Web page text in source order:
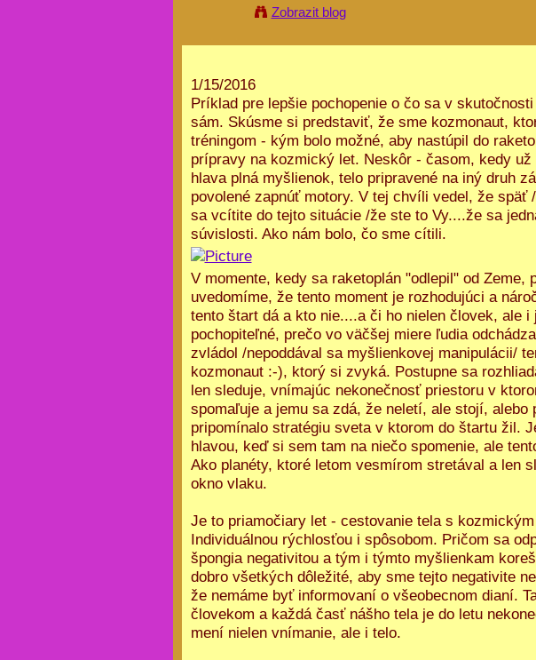
Zobrazit blog
1/15/2016
Príklad pre lepšie pochopenie o čo sa v
sám. Skúsme si predstaviť, že sme kozmonaut,
tréningom - kým bolo možné, aby nastúpil do
prípravy na kozmický let. Neskôr - časom, kedy
hlava plná myšlienok, telo pripravené na iný druh
povolené zapnúť motory. V tej chvíli vedel, že
sa vcítite do tejto situácie /že ste to Vy....že sa
súvislosti. Ako nám bolo, čo sme cítili.
V momente, kedy sa raketoplán "odlepil" od
uvedomíme, že tento moment je rozhodujúci a
tento štart dá a kto nie....a či ho nielen človek, ale
pochopiteľné, prečo vo väčšej miere ľudia
zvládol /nepoddával sa myšlienkovej manipulácii/
kozmonaut :-), ktorý si zvyká. Postupne sa
len sleduje, vnímajúc nekonečnosť priestoru v
spomaľuje a jemu sa zdá, že neletí, ale stojí,
pripomínalo stratégiu sveta v ktorom do štartu žil.
hlavou, keď si sem tam na niečo spomenie, ale
Ako planéty, ktoré letom vesmírom stretával a len
okno vlaku.
Je to priamočiary let - cestovanie tela s
Individuálnou rýchlosťou i spôsobom. Pričom sa
špongia negativitou a tým i týmto myšlienkam
dobro všetkých dôležité, aby sme tejto negativite
že nemáme byť informovaní o všeobecnom dianí.
človekom a každá časť nášho tela je do letu
mení nielen vnímanie, ale i telo.